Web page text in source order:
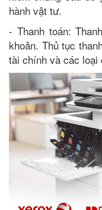
hành vật tư.
- Thanh toán:
khoản. Thủ tục
tài chính và các loại